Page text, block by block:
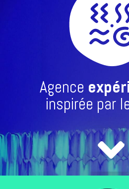
Agence
inspirée par